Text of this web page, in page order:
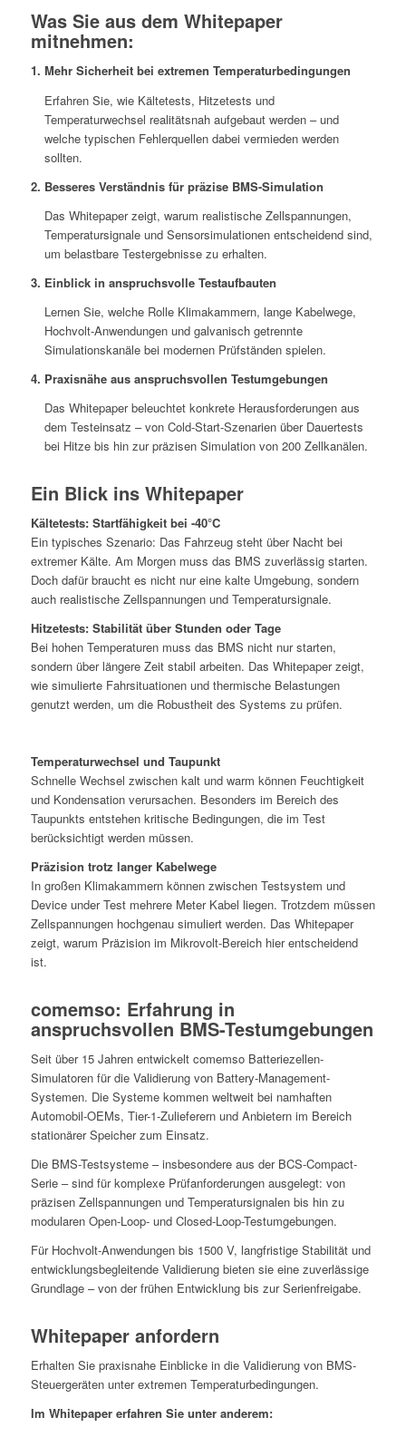
Was Sie aus dem Whitepaper
mitnehmen:
1. Mehr Sicherheit bei extremen Temperaturbedingungen
Erfahren Sie, wie Kältetests, Hitzetests und
Temperaturwechsel realitätsnah aufgebaut werden – und
welche typischen Fehlerquellen dabei vermieden werden
sollten.
2. Besseres Verständnis für präzise BMS-Simulation
Das Whitepaper zeigt, warum realistische Zellspannungen,
Temperatursignale und Sensorsimulationen entscheidend sind,
um belastbare Testergebnisse zu erhalten.
3. Einblick in anspruchsvolle Testaufbauten
Lernen Sie, welche Rolle Klimakammern, lange Kabelwege,
Hochvolt-Anwendungen und galvanisch getrennte
Simulationskanäle bei modernen Prüfständen spielen.
4. Praxisnähe aus anspruchsvollen Testumgebungen
Das Whitepaper beleuchtet konkrete Herausforderungen aus
dem Testeinsatz – von Cold-Start-Szenarien über Dauertests
bei Hitze bis hin zur präzisen Simulation von 200 Zellkanälen.
Ein Blick ins Whitepaper
Kältetests: Startfähigkeit bei -40°C
Ein typisches Szenario: Das Fahrzeug steht über Nacht bei
extremer Kälte. Am Morgen muss das BMS zuverlässig starten.
Doch dafür braucht es nicht nur eine kalte Umgebung, sondern
auch realistische Zellspannungen und Temperatursignale.
Hitzetests: Stabilität über Stunden oder Tage
Bei hohen Temperaturen muss das BMS nicht nur starten,
sondern über längere Zeit stabil arbeiten. Das Whitepaper zeigt,
wie simulierte Fahrsituationen und thermische Belastungen
genutzt werden, um die Robustheit des Systems zu prüfen.
Temperaturwechsel und Taupunkt
Schnelle Wechsel zwischen kalt und warm können Feuchtigkeit
und Kondensation verursachen. Besonders im Bereich des
Taupunkts entstehen kritische Bedingungen, die im Test
berücksichtigt werden müssen.
Präzision trotz langer Kabelwege
In großen Klimakammern können zwischen Testsystem und
Device under Test mehrere Meter Kabel liegen. Trotzdem müssen
Zellspannungen hochgenau simuliert werden. Das Whitepaper
zeigt, warum Präzision im Mikrovolt-Bereich hier entscheidend
ist.
comemso: Erfahrung in
anspruchsvollen BMS-Testumgebungen
Seit über 15 Jahren entwickelt comemso Batteriezellen-
Simulatoren für die Validierung von Battery-Management-
Systemen. Die Systeme kommen weltweit bei namhaften
Automobil-OEMs, Tier-1-Zulieferern und Anbietern im Bereich
stationärer Speicher zum Einsatz.
Die BMS-Testsysteme – insbesondere aus der BCS-Compact-
Serie – sind für komplexe Prüfanforderungen ausgelegt: von
präzisen Zellspannungen und Temperatursignalen bis hin zu
modularen Open-Loop- und Closed-Loop-Testumgebungen.
Für Hochvolt-Anwendungen bis 1500 V, langfristige Stabilität und
entwicklungsbegleitende Validierung bieten sie eine zuverlässige
Grundlage – von der frühen Entwicklung bis zur Serienfreigabe.
Whitepaper anfordern
Erhalten Sie praxisnahe Einblicke in die Validierung von BMS-
Steuergeräten unter extremen Temperaturbedingungen.
Im Whitepaper erfahren Sie unter anderem: